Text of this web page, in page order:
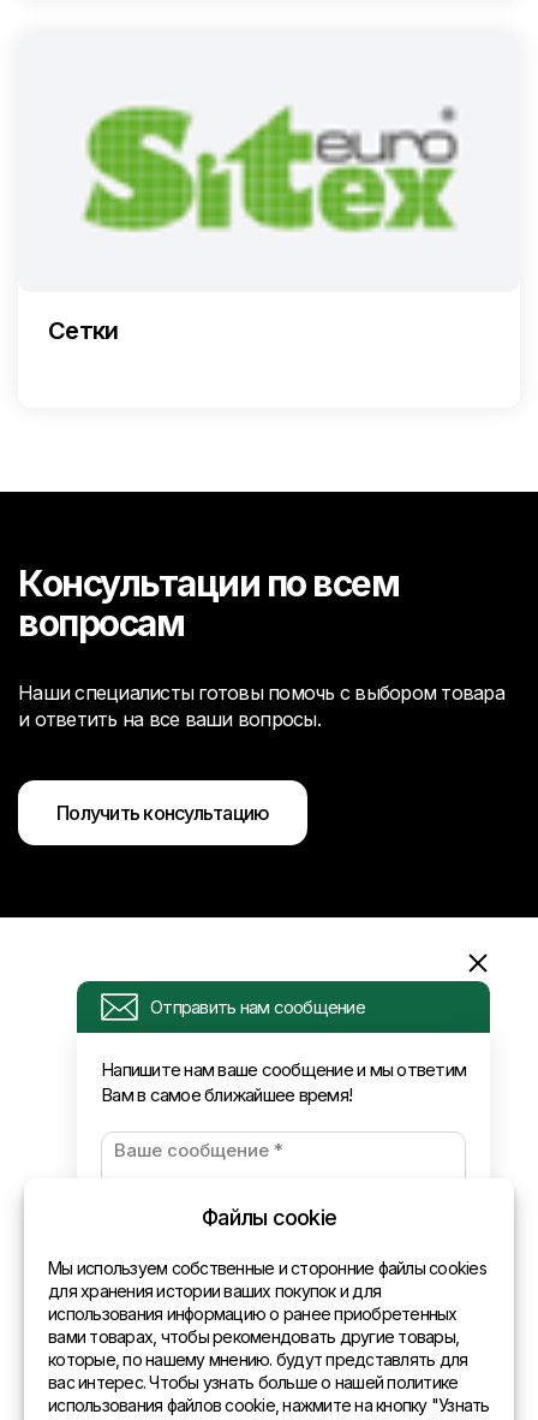
Сетки
Консультации по всем
вопросам
Наши специалисты готовы помочь с выбором товара
и ответить на все ваши вопросы.
Получить консультацию
Отправить нам сообщение
Напишите нам ваше сообщение и мы ответим
Вам в самое ближайшее время!
Информация
Запрос
Оплата и доставка
Политика конфиденциальности
Контакты
Общая информация
Представительства в мире
Файлы cookie
Мы используем собственные и сторонние файлы cookies
для хранения истории ваших покупок и для
использования информацию о ранее приобретенных
вами товарах, чтобы рекомендовать другие товары,
которые, по нашему мнению. будут представлять для
вас интерес. Чтобы узнать больше о нашей политике
использования файлов cookie, нажмите на кнопку "Узнать